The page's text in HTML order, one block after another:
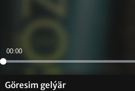
Göresim gelýär
00:00